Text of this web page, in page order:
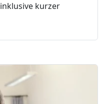
kurzer